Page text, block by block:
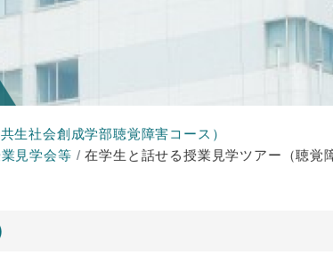
生社会創成学部聴覚障害コース）
見学会等
在学生と話せる授業見学ツアー（聴覚